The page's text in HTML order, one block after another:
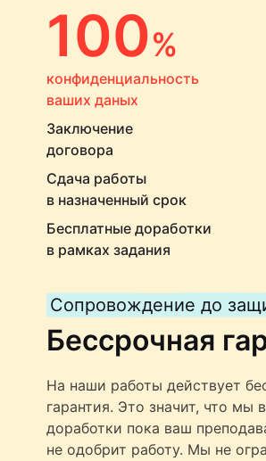
100%
конфиденциальность
ваших даных
Заключение
договора
Сдача работы
в назначенный срок
Бесплатные доработки
в рамках задания
Сопровождение до
Бессрочная
На наши работы действует
гарантия. Это значит, что мы
доработки пока ваш
не одобрит работу. Мы не